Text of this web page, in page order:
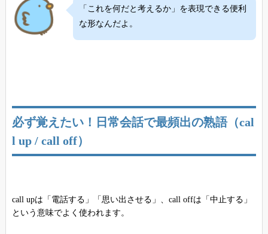
「これを何だと考えるか」を表現できる便利
な形なんだよ。
必ず覚えたい！日常会話で最頻出の熟語（cal
l up / call off）
call upは「電話する」「思い出させる」、call offは「中止する」
という意味でよく使われます。